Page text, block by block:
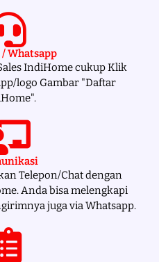
Whatsapp
IndiHome cukup Klik
logo Gambar "Daftar
Telepon/Chat dengan
Anda bisa melengkapi
juga via Whatsapp.